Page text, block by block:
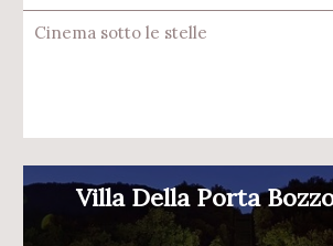
Cinema sotto le stelle
Villa Della Porta